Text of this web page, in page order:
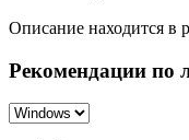
Описание находится в
Рекомендации по